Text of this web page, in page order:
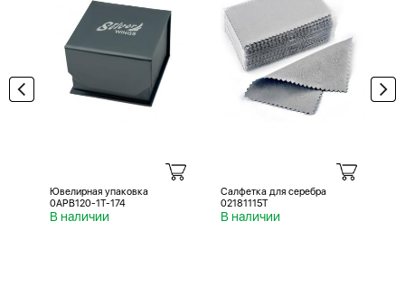
Ювелирная упаковка
0APB120-1T-174
В наличии
Салфетка для серебра
02181115T
В наличии